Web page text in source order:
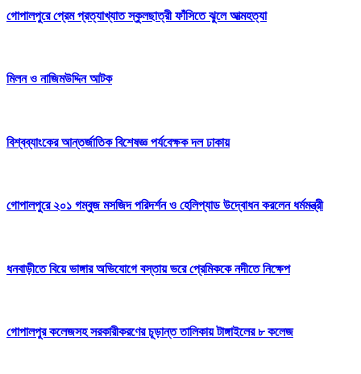
গোপালপুরে প্রেম প্রত্যাখ্যাত স্কুলছাত্রী ফাঁসিতে ঝুলে আত্মহত্যা
মিলন ও নাজিমউদ্দিন আটক
বিশ্বব্যাংকের আন্তর্জাতিক বিশেষজ্ঞ পর্যবেক্ষক দল ঢাকায়
গোপালপুরে ২০১ গম্বুজ মসজিদ পরিদর্শন ও হেলিপ্যাড উদ্বোধন করলেন ধর্মমন্ত্রী
ধনবাড়ীতে বিয়ে ভাঙ্গার অভিযোগে বস্তায় ভরে প্রেমিককে নদীতে নিক্ষেপ
গোপালপুর কলেজসহ সরকারীকরণের চূড়ান্ত তালিকায় টাঙ্গাইলের ৮ কলেজ